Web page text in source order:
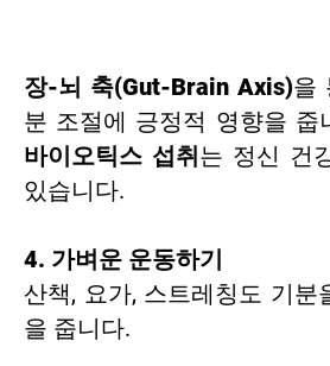
장-뇌 축(Gut-Brain Axis)을
분 조절에 긍정적 영향을 줍
바이오틱스 섭취 는 정신 건
있습니다.
4. 가벼운 운동하기
산책, 요가, 스트레칭도 기분
을 줍니다.